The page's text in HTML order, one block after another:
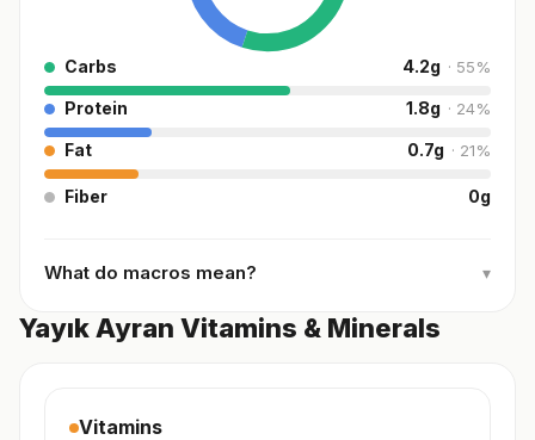
Carbs 4.2g · 55%
Protein 1.8g · 24%
Fat 0.7g · 21%
Fiber 0g
What do macros mean? ▾
Yayık Ayran Vitamins & Minerals
Vitamins